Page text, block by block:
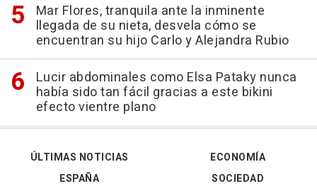
Mar Flores, tranquila ante la inminente
llegada de su nieta, desvela cómo se
encuentran su hijo Carlo y Alejandra Rubio
Lucir abdominales como Elsa Pataky nunca
había sido tan fácil gracias a este bikini
efecto vientre plano
ÚLTIMAS NOTICIAS
ESPAÑA
ECONOMÍA
SOCIEDAD